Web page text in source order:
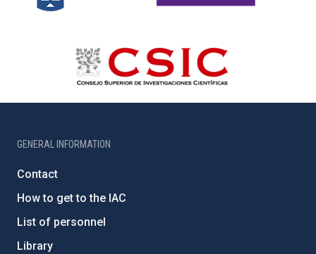
GENERAL INFORMATION
Contact
How to get to the IAC
List of personnel
Library